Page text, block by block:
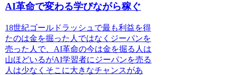
AI革命で変わる学びながら稼ぐ
18世紀ゴールドラッシュで最も利益を得
たのは金を掘った人ではなくジーパンを
売った人で、AI革命の今は金を掘る人は
山ほどいるがAI学習者にジーパンを売る
人は少なくそこに大きなチャンスがあ